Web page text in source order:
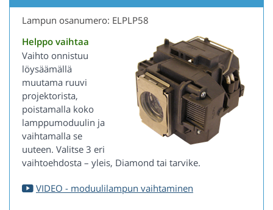
Lampun osanumero: ELPLP58
Helppo vaihtaa
Vaihto onnistuu
löysäämällä
muutama ruuvi
projektorista,
poistamalla koko
lamppumoduulin ja
vaihtamalla se
uuteen. Valitse 3 eri
vaihtoehdosta – yleis, Diamond tai tarvike.
VIDEO - moduulilampun vaihtaminen